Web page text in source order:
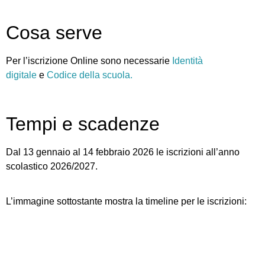
Cosa serve
Per l’iscrizione Online sono necessarie Identità
digitale e Codice della scuola.
Tempi e scadenze
Dal 13 gennaio al 14 febbraio 2026 le iscrizioni all’anno
scolastico 2026/2027.
L’immagine sottostante mostra la timeline per le iscrizioni: